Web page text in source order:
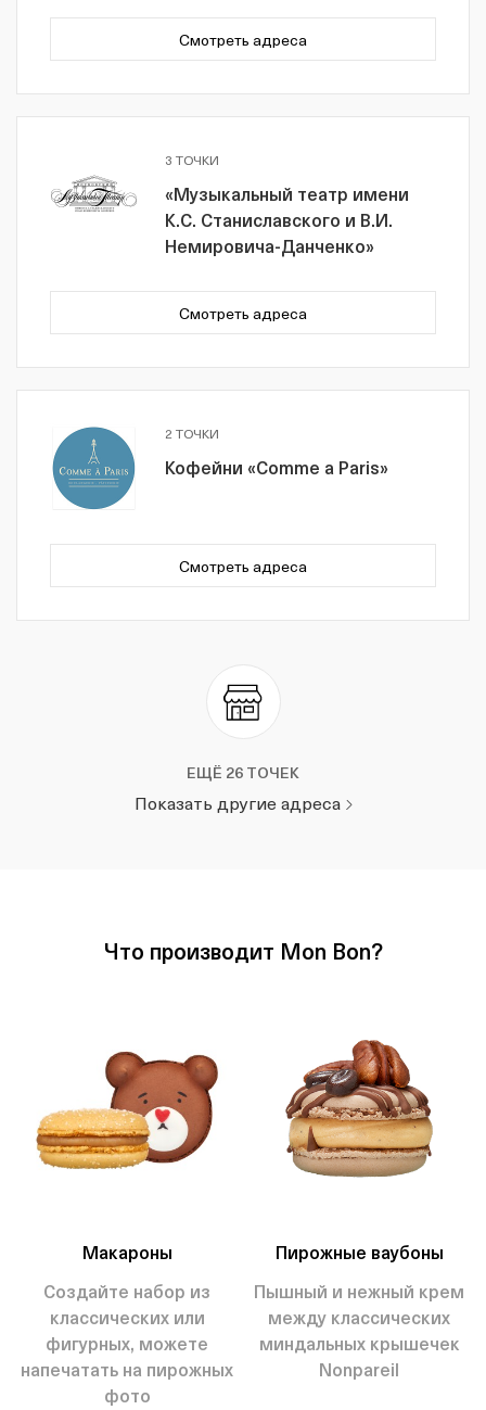
Смотреть адреса
3 ТОЧКИ
«Музыкальный театр имени
К.С. Станиславского и В.И.
Немировича-Данченко»
Смотреть адреса
2 ТОЧКИ
Кофейни «Comme a Paris»
Смотреть адреса
ЕЩЁ 26 ТОЧЕК
Показать другие адреса
Что производит Mon Bon?
Макароны
Создайте набор из
классических или
фигурных, можете
напечатать на пирожных
фото
Пирожные ваубоны
Пышный и нежный крем
между классических
миндальных крышечек
Nonpareil